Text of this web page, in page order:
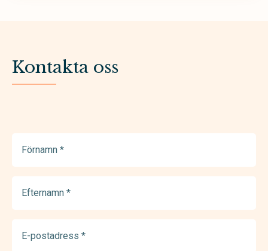
Kontakta oss
(Required)
(Required)
postadress